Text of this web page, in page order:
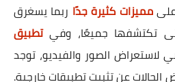
مميزات كثيرة جدًا ربما يسغرق
تكتشفها جميعًا، وفيتطبيق
لاستعراض الصور والفيديو، توجد
عن تثبيت تطبيقات خارجية.